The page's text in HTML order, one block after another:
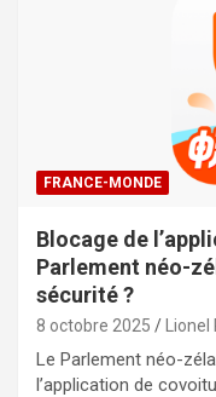
FRANCE-MONDE
Blocage de
Parlement néo-
sécurité ?
8 octobre 2025
Le Parlement néo-
l’application de